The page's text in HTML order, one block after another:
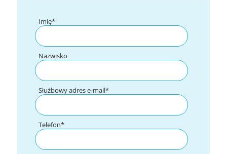
Imię*
Nazwisko
Służbowy adres e-mail*
Telefon*